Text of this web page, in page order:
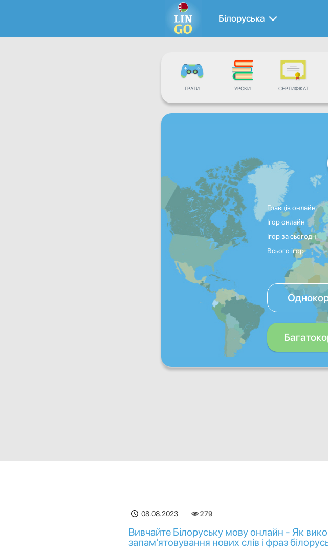
Білоруська
ГРАТИ УРОКИ СЕРТИФІКАТ
Гравців онлайн
Ігор онлайн
Ігор за сьогодні
Всього ігор
08.08.2023 279
Вивчайте Білоруську мову онлайн - Як
запам'ятовування нових слів і фраз